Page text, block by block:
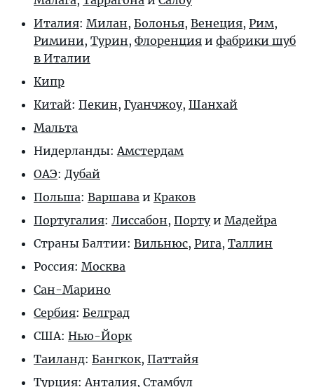
Италия: Милан, Болонья, Венеция, Рим,
Римини, Турин, Флоренция и фабрики шуб
в Италии
Кипр
Китай: Пекин, Гуанчжоу, Шанхай
Мальта
Нидерланды:Амстердам
ОАЭ: Дубай
Польша: Варшава и Краков
Португалия: Лиссабон, Портуи Мадейра
Страны Балтии: Вильнюс, Рига, Таллин
Россия: Москва
Сан-Марино
Сербия: Белград
США: Нью-Йорк
Таиланд: Бангкок, Паттайя
Турция:Анталия, Стамбул